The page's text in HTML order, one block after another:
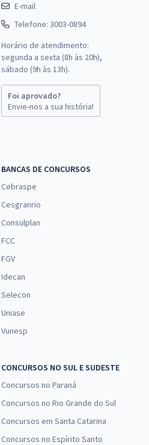
E-mail
Telefone: 3003-0894
Horário de atendimento:
segunda a sexta (8h às 20h),
sábado (9h às 13h).
Foi aprovado?
Envie-nos a sua história!
BANCAS DE CONCURSOS
Cebraspe
Cesgranrio
Consulplan
FCC
FGV
Idecan
Selecon
Uniase
Vunesp
CONCURSOS NO SUL E SUDESTE
Concursos no Paraná
Concursos no Rio Grande do Sul
Concursos em Santa Catarina
Concursos no Espírito Santo